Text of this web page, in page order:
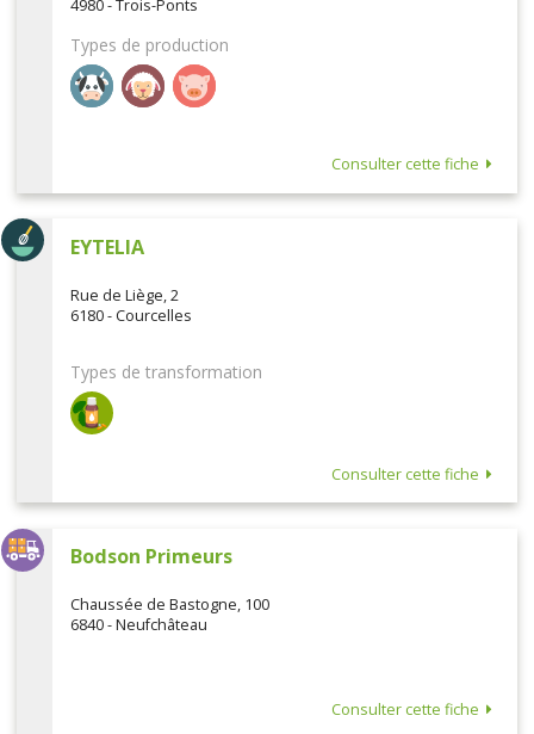
4980 - Trois-Ponts
Types de production
Consulter cette fiche
EYTELIA
Rue de Liège, 2
6180 - Courcelles
Types de transformation
Consulter cette fiche
Bodson Primeurs
Chaussée de Bastogne, 100
6840 - Neufchâteau
Consulter cette fiche